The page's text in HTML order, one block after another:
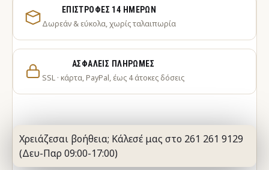
ΕΠΙΣΤΡΟΦΈΣ 14 ΗΜΕΡΏΝ
Δωρεάν & εύκολα, χωρίς ταλαιπωρία
ΑΣΦΑΛΕΊΣ ΠΛΗΡΩΜΈΣ
SSL · κάρτα, PayPal, έως 4 άτοκες δόσεις
Χρειάζεσαι βοήθεια; Κάλεσέ μας στο 261 261 9129
(Δευ-Παρ 09:00-17:00)